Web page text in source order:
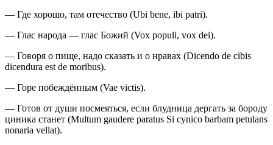
— Где хорошо, там отечество (Ubi bene, ibi patri).
— Глас народа — глас Божий (Vox populi, vox dei).
— Говоря о пище, надо сказать и о нравах (Dicendo de cibis
dicendura est de moribus).
— Горе побеждённым (Vae victis).
— Готов от души посмеяться, если блудница дергать за бороду
циника станет (Multum gaudere paratus Si cynico barbam petulans
nonaria vellat).